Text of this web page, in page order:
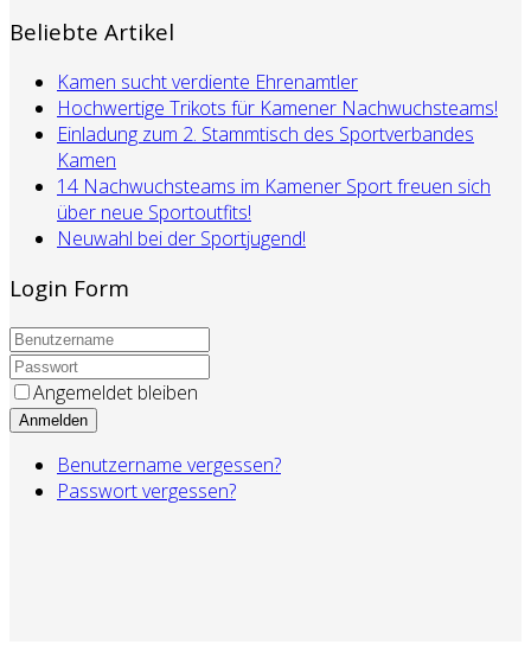
Beliebte Artikel
Kamen sucht verdiente Ehrenamtler
Hochwertige Trikots für Kamener Nachwuchsteams!
Einladung zum 2. Stammtisch des Sportverbandes
Kamen
14 Nachwuchsteams im Kamener Sport freuen sich
über neue Sportoutfits!
Neuwahl bei der Sportjugend!
Login Form
Angemeldet bleiben
Anmelden
Benutzername vergessen?
Passwort vergessen?